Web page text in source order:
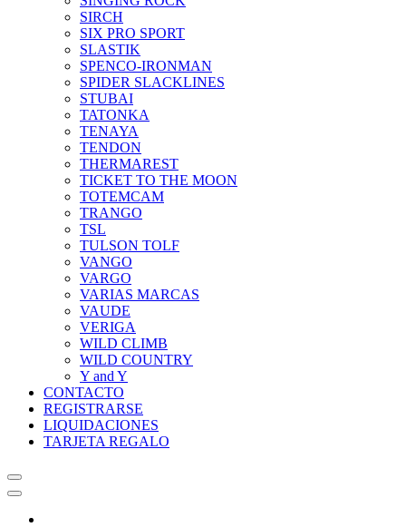
SIRCH
SIX PRO SPORT
SLASTIK
SPENCO-IRONMAN
SPIDER SLACKLINES
STUBAI
TATONKA
TENAYA
TENDON
THERMAREST
TICKET TO THE MOON
TOTEMCAM
TRANGO
TSL
TULSON TOLF
VANGO
VARGO
VARIAS MARCAS
VAUDE
VERIGA
WILD CLIMB
WILD COUNTRY
Y and Y
CONTACTO
REGISTRARSE
LIQUIDACIONES
TARJETA REGALO